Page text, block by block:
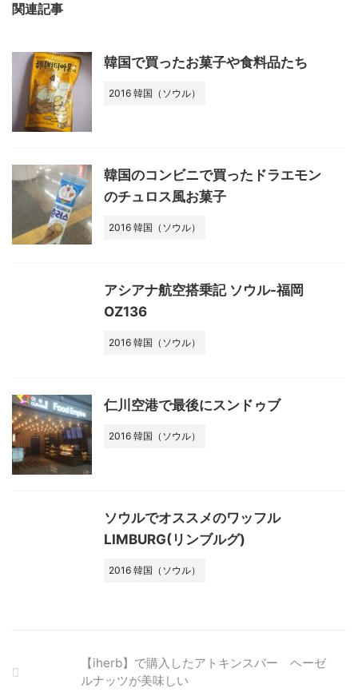
関連記事
韓国で買ったお菓子や食料品たち
2016 韓国（ソウル）
韓国のコンビニで買ったドラエモン
のチュロス風お菓子
2016 韓国（ソウル）
アシアナ航空搭乗記 ソウル-福岡
OZ136
2016 韓国（ソウル）
仁川空港で最後にスンドゥブ
2016 韓国（ソウル）
ソウルでオススメのワッフル
LIMBURG(リンブルグ)
2016 韓国（ソウル）
【iherb】で購入したアトキンスバー ヘーゼ
ルナッツが美味しい